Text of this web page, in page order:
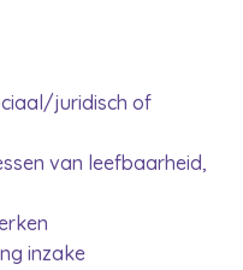
juridisch of
van leefbaarheid,
inzake